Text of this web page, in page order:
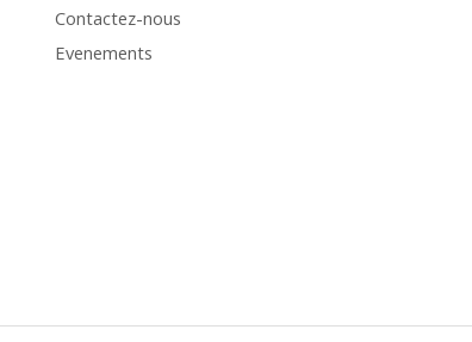
Contactez-nous
Evenements